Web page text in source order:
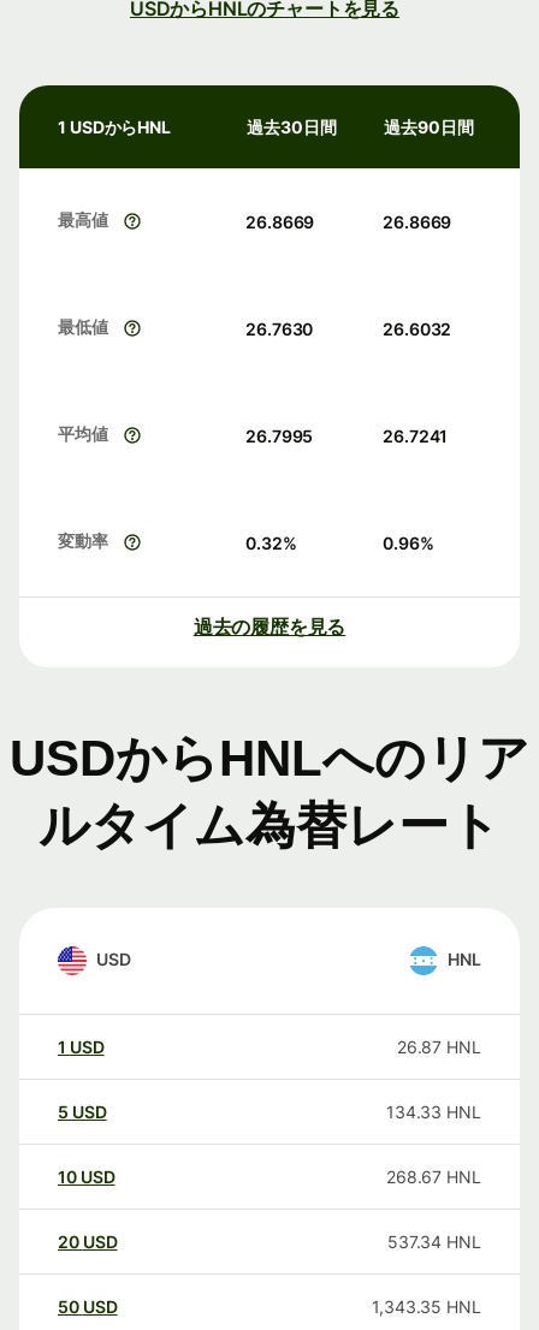
USDからHNLのチャートを見る
1 USDからHNL 過去30日間 過去90日間
最高値 26.8669 26.8669
最低値 26.7630 26.6032
平均値 26.7995 26.7241
変動率 0.32% 0.96%
過去の履歴を見る
USDからHNLへのリア
ルタイム為替レート
USD HNL
1 USD 26.87 HNL
5 USD 134.33 HNL
10 USD 268.67 HNL
20 USD 537.34 HNL
50 USD 1,343.35 HNL